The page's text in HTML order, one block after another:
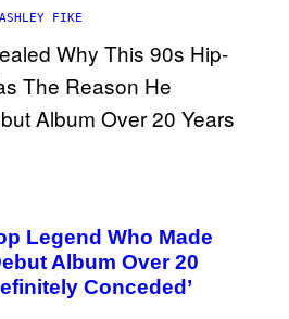
ASHLEY FIKE
Legend Who Made
Album Over 20
Conceded’